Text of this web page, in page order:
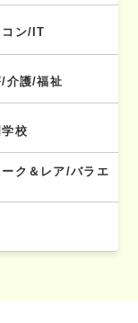
コン/IT
/介護/福祉
校
ク＆レア/バラエ